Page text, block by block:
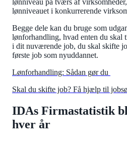
lønniveauet i konkurrerende
Begge dele kan du bruge som
lønforhandling, hvad enten du skal
i dit nuværende job, du skal skifte
første job som nyuddannet.
Lønforhandling: Sådan gør du
Skal du skifte job? Få hjælp til
IDAs Firmastatistik
hver år